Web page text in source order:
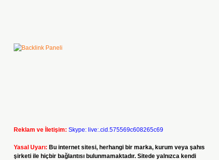
Reklam ve İletişim: Skype: live:.cid.575569c608265c69
Yasal Uyarı: Bu internet sitesi, herhangi bir marka, kurum veya şahıs
şirketi ile hiçbir bağlantısı bulunmamaktadır. Sitede yalnızca kendi